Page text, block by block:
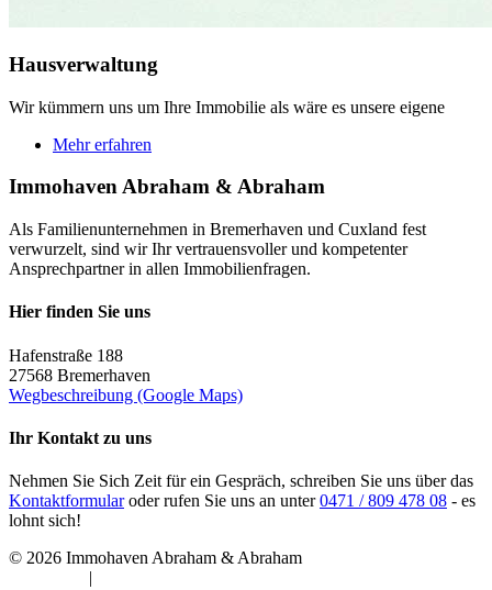
Hausverwaltung
Wir kümmern uns um Ihre Immobilie als wäre es unsere eigene
Mehr erfahren
Immohaven Abraham & Abraham
Als Familienunternehmen in Bremerhaven und Cuxland fest
verwurzelt, sind wir Ihr vertrauensvoller und kompetenter
Ansprechpartner in allen Immobilienfragen.
Hier finden Sie uns
Hafenstraße 188
27568 Bremerhaven
Wegbeschreibung (Google Maps)
Ihr Kontakt zu uns
Nehmen Sie Sich Zeit für ein Gespräch, schreiben Sie uns über das
Kontaktformularoder rufen Sie uns an unter0471 / 809 478 08 - es
lohnt sich!
© 2026 Immohaven Abraham & Abraham
|